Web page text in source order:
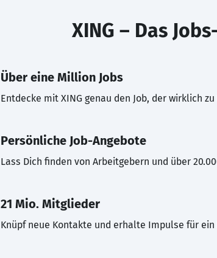
XING – Das
Über eine Million Jobs
Entdecke mit XING genau den Job, der wirklich
Persönliche Job-Angebote
Lass Dich finden von Arbeitgebern und über
21 Mio. Mitglieder
Knüpf neue Kontakte und erhalte Impulse für ein